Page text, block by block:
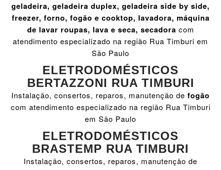
geladeira, geladeira duplex, geladeira side by side,
freezer, forno, fogão e cooktop, lavadora, máquina
de lavar roupas, lava e seca, secadora com
atendimento especializado na região Rua Timburi em
São Paulo
ELETRODOMÉSTICOS
BERTAZZONI RUA TIMBURI
Instalação, consertos, reparos, manutenção de fogão
com atendimento especializado na região Rua Timburi
em São Paulo
ELETRODOMÉSTICOS
BRASTEMP RUA TIMBURI
Instalação, consertos, reparos, manutenção de